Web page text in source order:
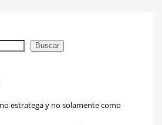
Buscar
estratega y no solamente como